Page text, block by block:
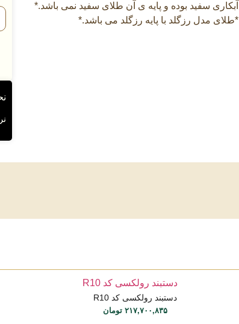
آبکاری سفید بوده و پایه ی آن طلای سفید نمی باشد.*
*طلای مدل رزگلد با پایه رزگلد می باشد.*
دستبند رولکسی کد R10
۲۱۷,۷۰۰,۸۳۵ تومان